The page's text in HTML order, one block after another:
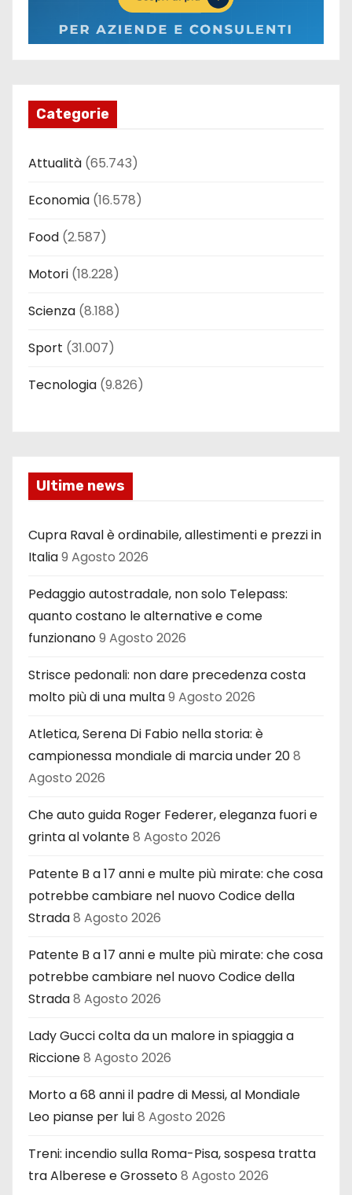
Categorie
Attualità (65.743)
Economia (16.578)
Food (2.587)
Motori (18.228)
Scienza (8.188)
Sport (31.007)
Tecnologia (9.826)
Ultime news
Cupra Raval è ordinabile, allestimenti e prezzi in
Italia9 Agosto 2026
Pedaggio autostradale, non solo Telepass:
quanto costano le alternative e come
funzionano9 Agosto 2026
Strisce pedonali: non dare precedenza costa
molto più di una multa9 Agosto 2026
Atletica, Serena Di Fabio nella storia: è
campionessa mondiale di marcia under 208
Agosto 2026
Che auto guida Roger Federer, eleganza fuori e
grinta al volante8 Agosto 2026
Patente B a 17 anni e multe più mirate: che cosa
potrebbe cambiare nel nuovo Codice della
Strada8 Agosto 2026
Patente B a 17 anni e multe più mirate: che cosa
potrebbe cambiare nel nuovo Codice della
Strada8 Agosto 2026
Lady Gucci colta da un malore in spiaggia a
Riccione8 Agosto 2026
Morto a 68 anni il padre di Messi, al Mondiale
Leo pianse per lui8 Agosto 2026
Treni: incendio sulla Roma-Pisa, sospesa tratta
tra Alberese e Grosseto8 Agosto 2026